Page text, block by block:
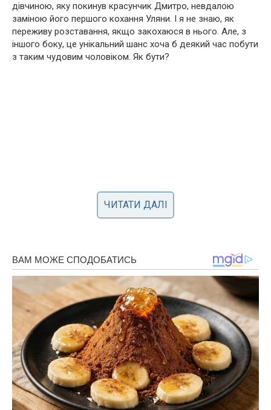
дівчиною, яку покинув красунчик Дмитро, невдалою
заміною його першого кохання Уляни. І я не знаю, як
переживу розставання, якщо закохаюся в нього. Але, з
іншого боку, це унікальний шанс хоча б деякий час побути
з таким чудовим чоловіком. Як бути?
Передрук без посилання на ibilingua.com – заборонений!
Фото ілюстративне – lelum
ЧИТАТИ ДАЛІ